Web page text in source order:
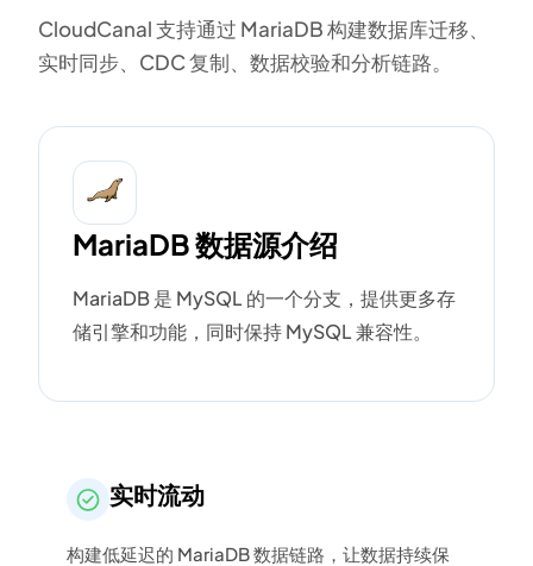
CloudCanal 支持通过 MariaDB 构建数据库迁移、
实时同步、CDC 复制、数据校验和分析链路。
MariaDB 数据源介绍
MariaDB 是 MySQL 的一个分支，提供更多存
储引擎和功能，同时保持 MySQL 兼容性。
实时流动
构建低延迟的 MariaDB 数据链路，让数据持续保